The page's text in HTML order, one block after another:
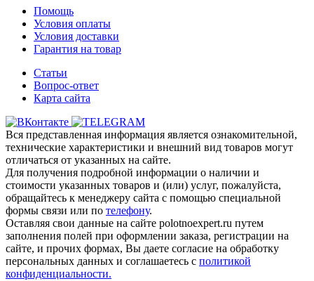
Помощь
Условия оплаты
Условия доставки
Гарантия на товар
Статьи
Вопрос-ответ
Карта сайта
Вся представленная информация является ознакомительной,
технические характеристики и внешний вид товаров могут
отличаться от указанных на сайте.
Для получения подробной информации о наличии и
стоимости указанных товаров и (или) услуг, пожалуйста,
обращайтесь к менеджеру сайта с помощью специальной
формы связи или по телефону.
Оставляя свои данные на сайте polotnoexpert.ru путем
заполнения полей при оформлении заказа, регистрации на
сайте, и прочих формах, Вы даете согласие на обработку
персональных данных и соглашаетесь с политикой
конфиденциальности.